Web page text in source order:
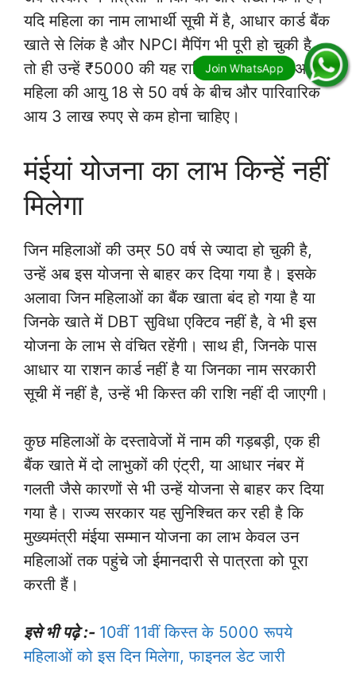
यदि महिला का नाम लाभार्थी सूची में है, आधार कार्ड बैंक
खाते से लिंक है और NPCI मैपिंग भी पूरी हो चुकी है,
तो ही उन्हें ₹5000 की यह राशि मिलेगी। इसके अलावा
महिला की आयु 18 से 50 वर्ष के बीच और पारिवारिक
आय 3 लाख रुपए से कम होना चाहिए।
मंईयां योजना का लाभ किन्हें नहीं
मिलेगा
जिन महिलाओं की उम्र 50 वर्ष से ज्यादा हो चुकी है,
उन्हें अब इस योजना से बाहर कर दिया गया है। इसके
अलावा जिन महिलाओं का बैंक खाता बंद हो गया है या
जिनके खाते में DBT सुविधा एक्टिव नहीं है, वे भी इस
योजना के लाभ से वंचित रहेंगी। साथ ही, जिनके पास
आधार या राशन कार्ड नहीं है या जिनका नाम सरकारी
सूची में नहीं है, उन्हें भी किस्त की राशि नहीं दी जाएगी।
कुछ महिलाओं के दस्तावेजों में नाम की गड़बड़ी, एक ही
बैंक खाते में दो लाभुकों की एंट्री, या आधार नंबर में
गलती जैसे कारणों से भी उन्हें योजना से बाहर कर दिया
गया है। राज्य सरकार यह सुनिश्चित कर रही है कि
मुख्यमंत्री मंईया सम्मान योजना का लाभ केवल उन
महिलाओं तक पहुंचे जो ईमानदारी से पात्रता को पूरा
करती हैं।
इसे भी पढ़े :- 10वीं 11वीं किस्त के 5000 रूपये
महिलाओं को इस दिन मिलेगा, फाइनल डेट जारी